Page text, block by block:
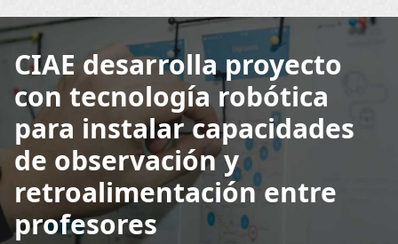
CIAE desarrolla proyecto
con tecnología robótica
para instalar capacidades
de observación y
retroalimentación entre
profesores